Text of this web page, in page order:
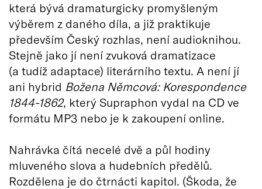
která bývá dramaturgicky promyšleným
výběrem z daného díla, a již praktikuje
především Český rozhlas, není audioknihou.
Stejně jako jí není zvuková dramatizace
(a tudíž adaptace) literárního textu. A není jí
ani hybrid Božena Němcová: Korespondence
1844-1862, který Supraphon vydal na CD ve
formátu MP3 nebo je k zakoupení online.
Nahrávka čítá necelé dvě a půl hodiny
mluveného slova a hudebních předělů.
Rozdělena je do čtrnácti kapitol. (Škoda, že